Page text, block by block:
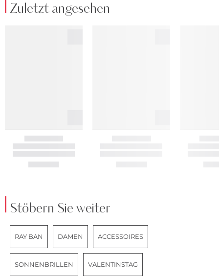
Zuletzt angesehen
Stöbern Sie weiter
RAY BAN DAMEN ACCESSOIRES
SONNENBRILLEN VALENTINSTAG